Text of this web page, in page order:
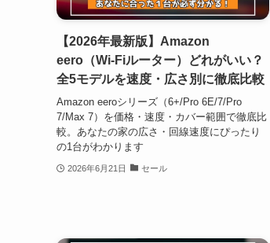
【2026年最新版】Amazon
eero（Wi-Fiルーター）どれがいい？
全5モデルを速度・広さ別に徹底比較
Amazon eeroシリーズ（6+/Pro 6E/7/Pro
7/Max 7）を価格・速度・カバー範囲で徹底比
較。あなたの家の広さ・回線速度にぴったり
の1台がわかります
2026年6月21日 セール